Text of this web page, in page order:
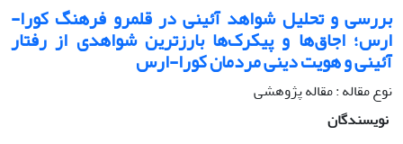
بررسی و تحلیل شواهد آئینی در قلمرو فرهنگ کورا-
ارس؛ اجاق‌ها و پیکرک‌ها بارزترین شواهدی از رفتار
آئینی و هویت دینی مردمان کورا-ارس
نوع مقاله : مقاله پژوهشی
نویسندگان